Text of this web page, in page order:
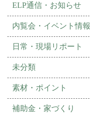
ELP通信・お知らせ
内覧会・イベント情報
日常・現場リポート
未分類
素材・ポイント
補助金・家づくり